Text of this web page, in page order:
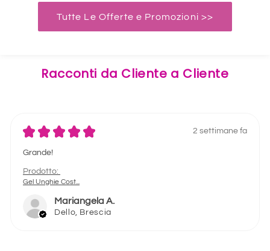
Tutte Le Offerte e Promozioni >>
Racconti da Cliente a Cliente
★ ★ ★ ★ ★ 2 settimane fa
Grande!
Prodotto:
Gel Unghie Cost...
Mariangela A.
Dello, Brescia